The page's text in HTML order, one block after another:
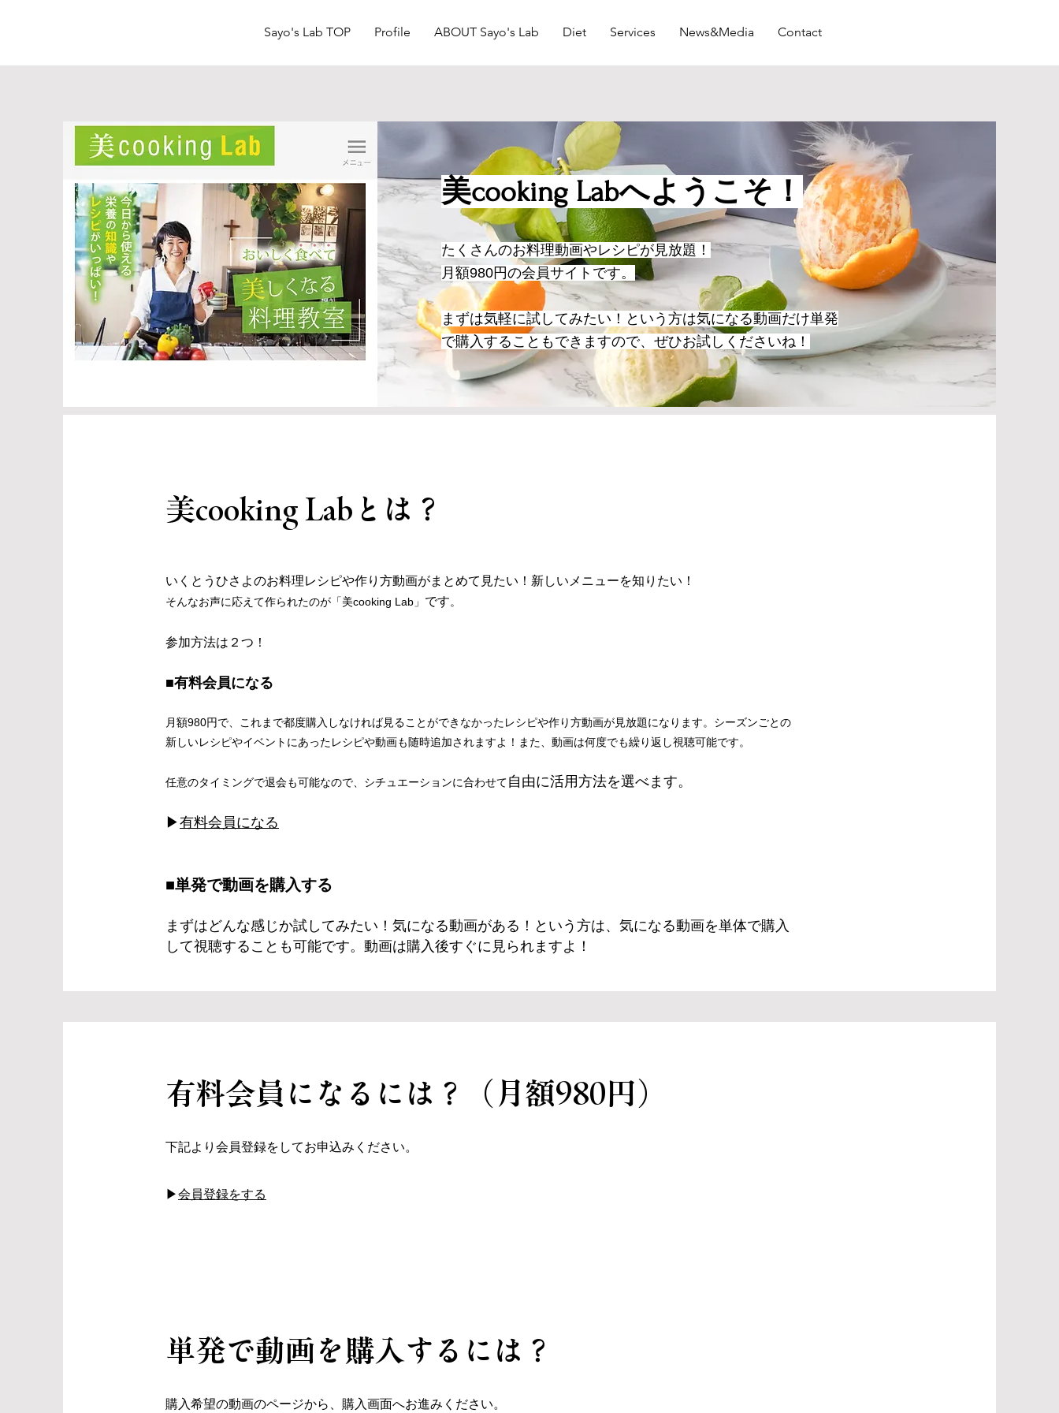
Sayo's Lab TOP Profile ABOUT Sayo's Lab Diet Services News&Media Contact
​美cooking Labへようこそ！
たくさんのお料理動画やレシピが見放題！
月額980円の会員サイトです。
まずは気軽に試してみたい！という方は気になる動画だけ単発
で購入することもできますので、ぜひお試しくださいね！
​美cooking Labとは？
いくとうひさよのお料理レシピや作り方動画がまとめて見たい！新しいメニューを知りたい！
そんなお声に応えて作られたのが「美cooking Lab」 です。
参加方法は２つ！
■有料会員になる
月額980円で、これまで都度購入しなければ見ることができなかったレシピや作り方動画が見放題になります。シーズンごとの
新しいレシピやイベントにあったレシピや動画も随時追加されますよ！また、動画は何度でも繰り返し視聴可能です。
任意のタイミングで退会も可能なので、シチュエーションに合わせて自由に活用方法を選べます。
​▶︎有料会員になる
■単発で動画を購入する
​まずはどんな感じか試してみたい！気になる動画がある！という方は、気になる動画を単体で購入
して視聴することも可能です。 ​動画は購入後すぐに見られますよ！
​有料会員になるには？（月額980円）
​下記より会員登録をしてお申込みください。
​▶︎会員登録をする
​単発で動画を購入するには？
購入希望の動画のページから、購入画面へお進みください。